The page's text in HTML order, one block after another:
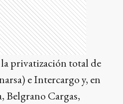
privatización total de
e Intercargo y, en
Belgrano Cargas,